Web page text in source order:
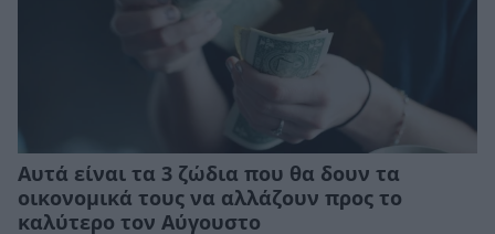
Αυτά είναι τα 3 ζώδια που θα δουν τα
οικονομικά τους να αλλάζουν προς το
καλύτερο τον Αύγουστο